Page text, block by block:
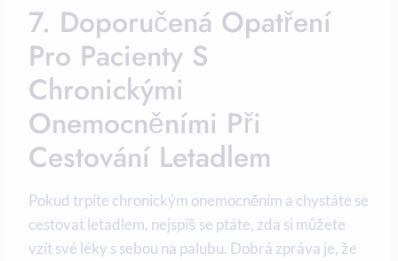
7. Doporučená Opatření
Pro Pacienty S
Chronickými
Onemocněními Při
Cestování Letadlem
Pokud trpíte chronickým onemocněním a chystáte se
cestovat letadlem, nejspíš se ptáte, zda si můžete
vzít své léky s sebou na palubu. Dobrá zpráva je, že